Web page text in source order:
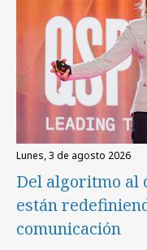
lunes, 3 de agosto 2026
Del algoritmo
están
comunicación